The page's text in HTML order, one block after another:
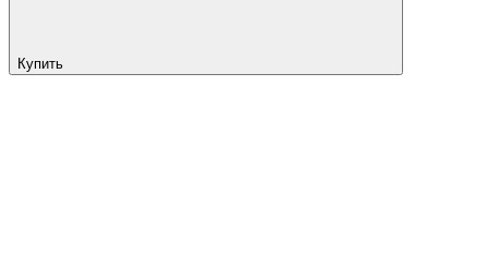
Купить